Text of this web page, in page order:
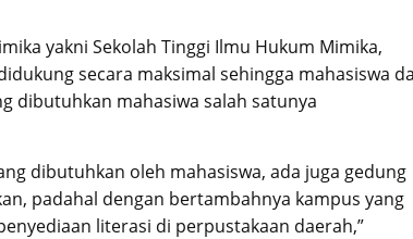
yakni Sekolah Tinggi Ilmu Hukum Mimika,
secara maksimal sehingga mahasiswa
dibutuhkan mahasiwa salah satunya
dibutuhkan oleh mahasiswa, ada juga gedung
padahal dengan bertambahnya kampus yang
literasi di perpustakaan daerah,”